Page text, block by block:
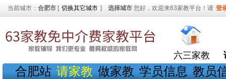
当前城市： 合肥市 [ 切换其它城市 ] 选择城市 您好，欢迎来63家教平台！请 登
六三家教
合肥站 请家教 做家教 学员信息 教员